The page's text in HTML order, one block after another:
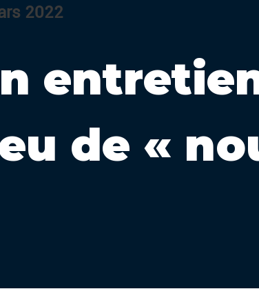
2022
de «